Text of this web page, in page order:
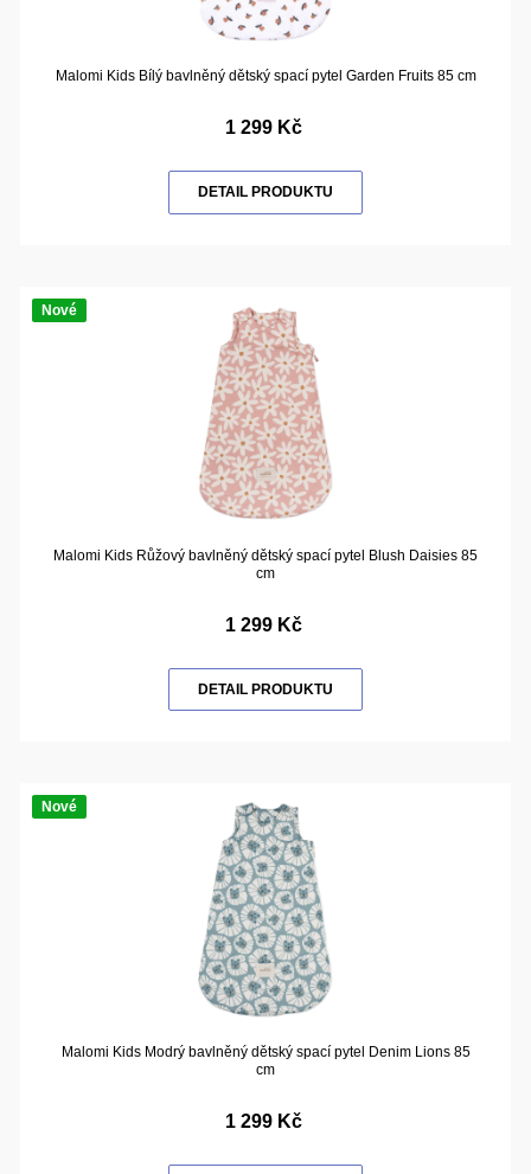
Malomi Kids Bílý bavlněný dětský spací pytel Garden Fruits 85 cm
1 299 Kč
DETAIL PRODUKTU
Nové
Malomi Kids Růžový bavlněný dětský spací pytel Blush Daisies 85
cm
1 299 Kč
DETAIL PRODUKTU
Nové
Malomi Kids Modrý bavlněný dětský spací pytel Denim Lions 85
cm
1 299 Kč